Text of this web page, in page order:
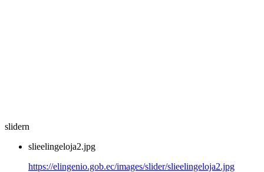
slidern
slieelingeloja2.jpg
https://elingenio.gob.ec/images/slider/slieelingeloja2.jpg